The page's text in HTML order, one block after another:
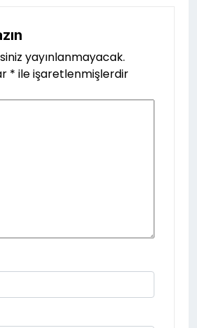
yayınlanmayacak.
* ile işaretlenmişlerdir